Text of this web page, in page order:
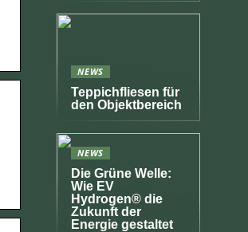
NEWS
Teppichfliesen für
den Objektbereich
NEWS
Die Grüne Welle:
Wie EV
Hydrogen® die
Zukunft der
Energie gestaltet